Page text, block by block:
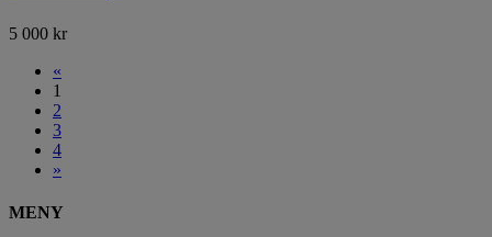
5 000 kr
«
1
2
3
4
»
MENY